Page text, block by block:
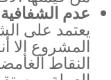
عدم الشفافية
يعتمد على
المشروع إلا
النقاط